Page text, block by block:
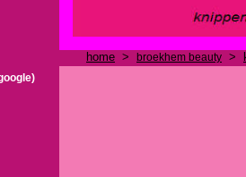
home > broekhem beauty >